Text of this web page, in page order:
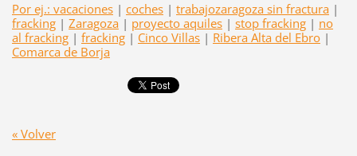
Por ej.: vacaciones | coches | trabajozaragoza sin fractura |
fracking | Zaragoza | proyecto aquiles | stop fracking | no
al fracking | fracking | Cinco Villas | Ribera Alta del Ebro |
Comarca de Borja
« Volver